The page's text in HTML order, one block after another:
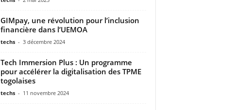
GIMpay, une révolution pour l’inclusion
financière dans l’UEMOA
techs - 3 décembre 2024
Tech Immersion Plus : Un programme
pour accélérer la digitalisation des TPME
togolaises
techs - 11 novembre 2024